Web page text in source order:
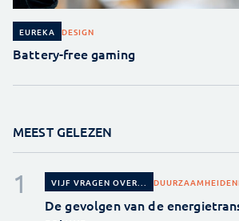
EUREKA DESIGN
Battery-free gaming
MEEST GELEZEN
VIJF VRAGEN OVER... DUURZAAMHEID
De gevolgen van de